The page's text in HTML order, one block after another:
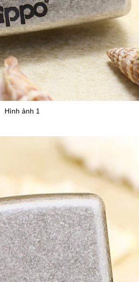
Hình ảnh 1